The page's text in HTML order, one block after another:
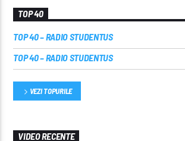
TOP 40
TOP 40 – RADIO STUDENTUS
TOP 40 – RADIO STUDENTUS
VEZI TOPURILE
VIDEO RECENTE